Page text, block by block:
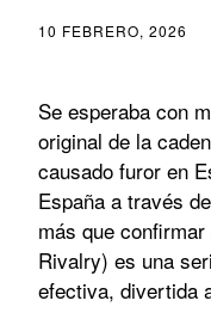
10 FEBRERO, 2026
Se esperaba con
original de la
causado furor en
España a través
más que
Rivalry) es una
efectiva, divertida